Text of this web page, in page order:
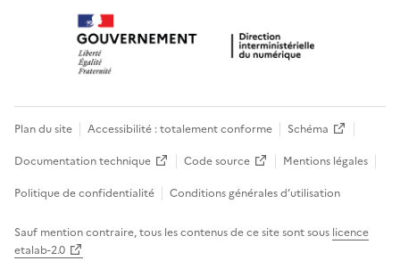
Plan du site Accessibilité : totalement conforme
Schéma
Documentation technique
Code source
Mentions légales
Politique de confidentialité
Conditions générales d’utilisation
Sauf mention contraire, tous les contenus de ce site sont sous licence
etalab-2.0